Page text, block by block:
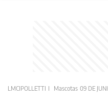
LMCIPOLLETTI Mascotas 09 DE